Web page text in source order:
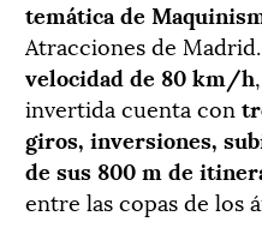
temática de
Atracciones de
velocidad de 80 km/h
invertida cuenta con
giros, inversiones,
de sus 800 m de
entre las copas de los